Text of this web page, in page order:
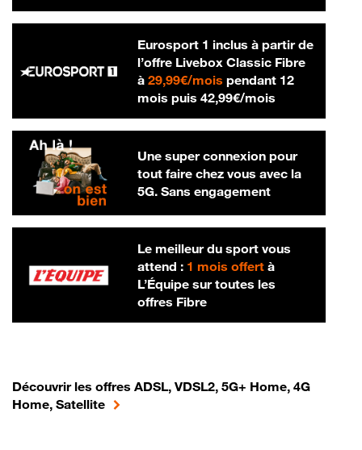
Eurosport 1 inclus à partir de
l’offre Livebox Classic Fibre
à 29,99€/mois29,99 € par mois
pendant 12
mois puis 42,99€/mois42,99 € par
Une super connexion pour
tout faire chez vous avec la
5G. Sans engagement
Le meilleur du sport vous
attend : 1 mois offertà
L’Équipe sur toutes les
offres Fibre
Découvrir les offres ADSL, VDSL2, 5G+ Home, 4G
Home, Satellite